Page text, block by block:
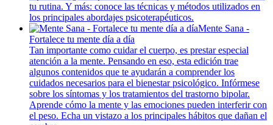
tu rutina. Y más: conoce las técnicas y métodos utilizados en
los principales abordajes psicoterapéuticos.
Mente Sana -
Fortalece tu mente día a día
Tan importante como cuidar el cuerpo, es prestar especial
atención a la mente. Pensando en eso, esta edición trae
algunos contenidos que te ayudarán a comprender los
cuidados necesarios para el bienestar psicológico. Infórmese
sobre los síntomas y los tratamientos del trastorno bipolar.
Aprende cómo la mente y las emociones pueden interferir con
el peso. Echa un vistazo a los principales hábitos que dañan el